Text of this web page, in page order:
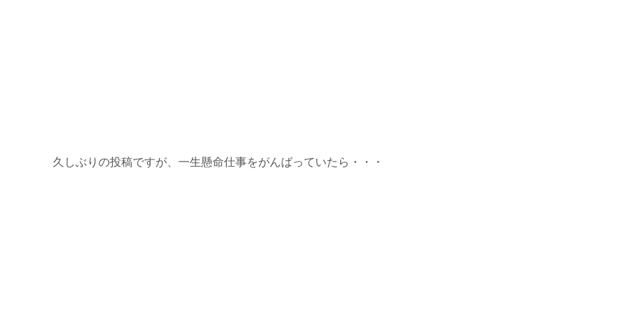
久しぶりの投稿ですが、一生懸命仕事をがんばっていたら・・・